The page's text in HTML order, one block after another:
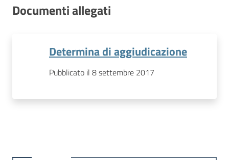
Documenti allegati
Determina di aggiudicazione
Pubblicato il 8 settembre 2017